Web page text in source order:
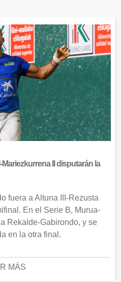
II disputarán la
fuera a Altuna III-Rezusta
En el Serie B, Murua-
Rekalde-Gabirondo, y se
en la otra final.
MÁS